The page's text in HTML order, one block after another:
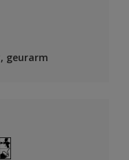
geurarm